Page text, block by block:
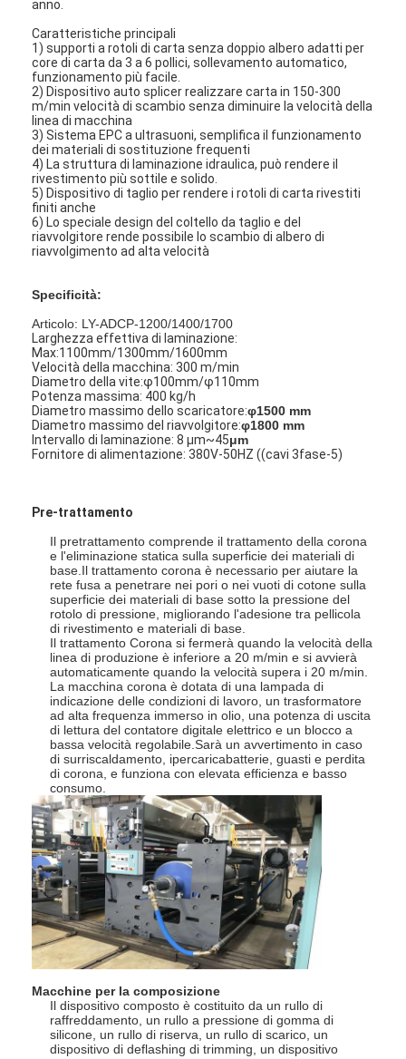
Casa
Prodotti
Circa noi
Giro della fabbrica
Controllo di qualità
Contattici
Notizia
Macchina ricoprente della laminazione dell'estrusione
Macchina di laminazione dell'estrusione
macchina di laminazione del film
macchina di plastica della laminazione
Macchina della laminazione del rivestimento
anno.
Caratteristiche principali
1) supporti a rotoli di carta senza doppio albero adatti per
core di carta da 3 a 6 pollici, sollevamento automatico,
funzionamento più facile.
2) Dispositivo auto splicer realizzare carta in 150-300
m/min velocità di scambio senza diminuire la velocità della
linea di macchina
3) Sistema EPC a ultrasuoni, semplifica il funzionamento
dei materiali di sostituzione frequenti
4) La struttura di laminazione idraulica, può rendere il
rivestimento più sottile e solido.
5) Dispositivo di taglio per rendere i rotoli di carta rivestiti
finiti anche
6) Lo speciale design del coltello da taglio e del
riavvolgitore rende possibile lo scambio di albero di
riavvolgimento ad alta velocità
Specificità:
Articolo: LY-ADCP-1200/1400/1700
Larghezza effettiva di laminazione:
Max:1100mm/1300mm/1600mm
Velocità della macchina: 300 m/min
Diametro della vite:φ100mm/φ110mm
Potenza massima: 400 kg/h
Diametro massimo dello scaricatore:φ1500 mm
Diametro massimo del riavvolgitore:φ1800 mm
Intervallo di laminazione: 8 μm~45μm
Fornitore di alimentazione: 380V-50HZ ((cavi 3fase-5)
Pre-trattamento
Il pretrattamento comprende il trattamento della corona
e l'eliminazione statica sulla superficie dei materiali di
base.Il trattamento corona è necessario per aiutare la
rete fusa a penetrare nei pori o nei vuoti di cotone sulla
superficie dei materiali di base sotto la pressione del
rotolo di pressione, migliorando l'adesione tra pellicola
di rivestimento e materiali di base.
Il trattamento Corona si fermerà quando la velocità della
linea di produzione è inferiore a 20 m/min e si avvierà
automaticamente quando la velocità supera i 20 m/min.
La macchina corona è dotata di una lampada di
indicazione delle condizioni di lavoro, un trasformatore
ad alta frequenza immerso in olio, una potenza di uscita
di lettura del contatore digitale elettrico e un blocco a
bassa velocità regolabile.Sarà un avvertimento in caso
di surriscaldamento, ipercaricabatterie, guasti e perdita
di corona, e funziona con elevata efficienza e basso
consumo.
Macchine per la composizione
Il dispositivo composto è costituito da un rullo di
raffreddamento, un rullo a pressione di gomma di
silicone, un rullo di riserva, un rullo di scarico, un
dispositivo di deflashing di trimming, un dispositivo